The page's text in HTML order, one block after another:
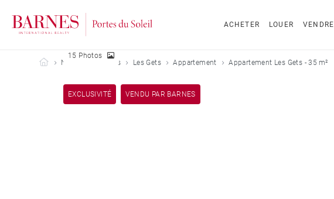
ACHETER LOUER VENDRE
Barnes Portes du Soleil
Nos biens vendus Les Gets Appartement Appartement Les Gets - 35 m²
EXCLUSIVITÉ VENDU PAR BARNES
15 Photos